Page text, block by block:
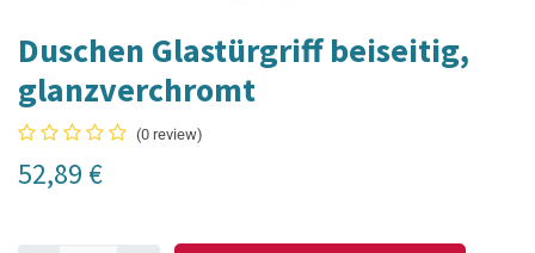
Duschen Glastürgriff beiseitig,
glanzverchromt
(0 review)
52,89 €